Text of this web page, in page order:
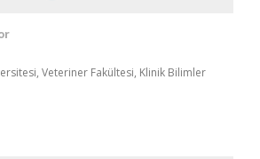
Veteriner Fakültesi, Klinik Bilimler